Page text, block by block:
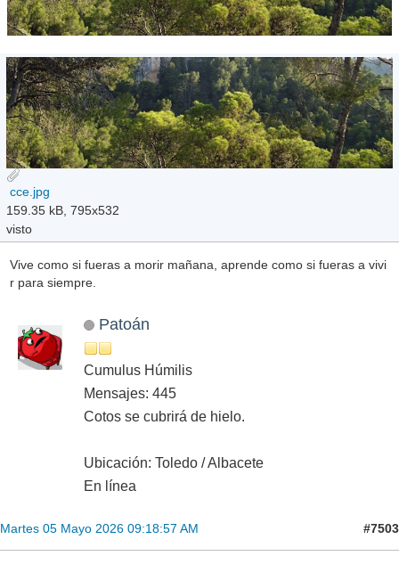
cce.jpg
159.35 kB, 795x532
visto
Vive como si fueras a morir mañana, aprende como si fueras a vivi
r para siempre.
Patoán
Cumulus Húmilis
Mensajes: 445
Cotos se cubrirá de hielo.
Ubicación: Toledo / Albacete
En línea
Martes 05 Mayo 2026 09:18:57 AM #7503